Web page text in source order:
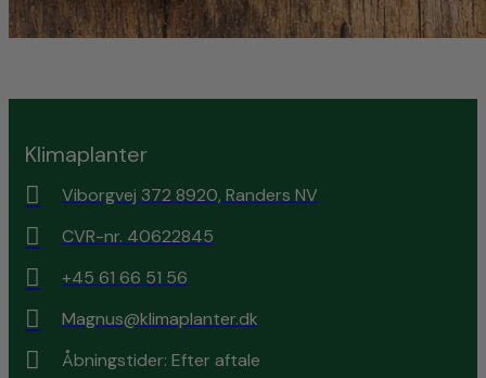
Klimaplanter
Viborgvej 372 8920, Randers NV
CVR-nr. 40622845
+45 61 66 51 56
Magnus@klimaplanter.dk
Åbningstider: Efter aftale